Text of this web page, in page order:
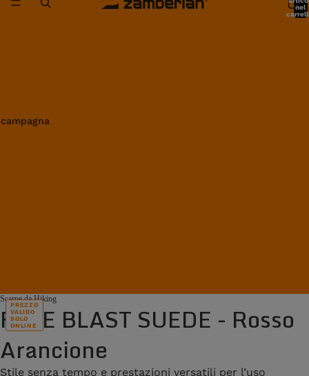
nel
PREZZO
VALIDO
SOLO
ONLINE
Scarpe da Hiking
FREE BLAST SUEDE - Rosso
Arancione
Stile senza tempo e prestazioni versatili per l’uso